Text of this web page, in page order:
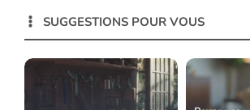
SUGGESTIONS POUR VOUS